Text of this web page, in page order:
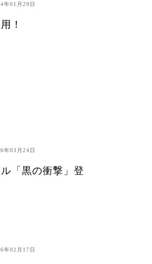
年01月29日
！
年03月24日
「黒の衝撃」登
年02月17日